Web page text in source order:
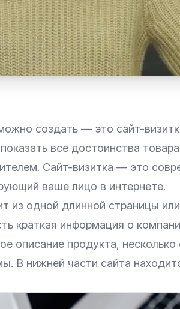
создать — это сайт-
все достоинства
Сайт-визитка — это
ваше лицо в интернете.
из одной длинной страницы
краткая информация о
описание продукта, несколько
В нижней части сайта